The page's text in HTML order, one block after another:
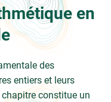
en
des
entiers et leurs
chapitre constitue un